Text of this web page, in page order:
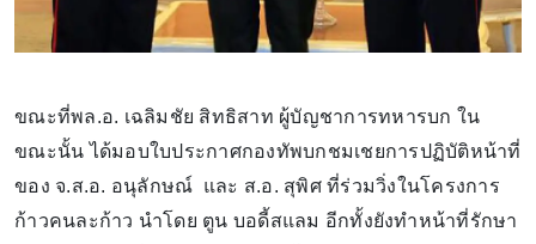
ขณะที่พล.อ. เฉลิมชัย สิทธิสาท ผู้บัญชาการทหารบก ใน
ขณะนั้น ได้มอบใบประกาศกองทัพบกชมเชยการปฏิบัติหน้าที่
ของ จ.ส.อ. อนุลักษณ์ และ ส.อ. สุพิศ ที่ร่วมวิ่งในโครงการ
ก้าวคนละก้าว นำโดย ตูน บอดี้สแลม อีกทั้งยังทำหน้าที่รักษา